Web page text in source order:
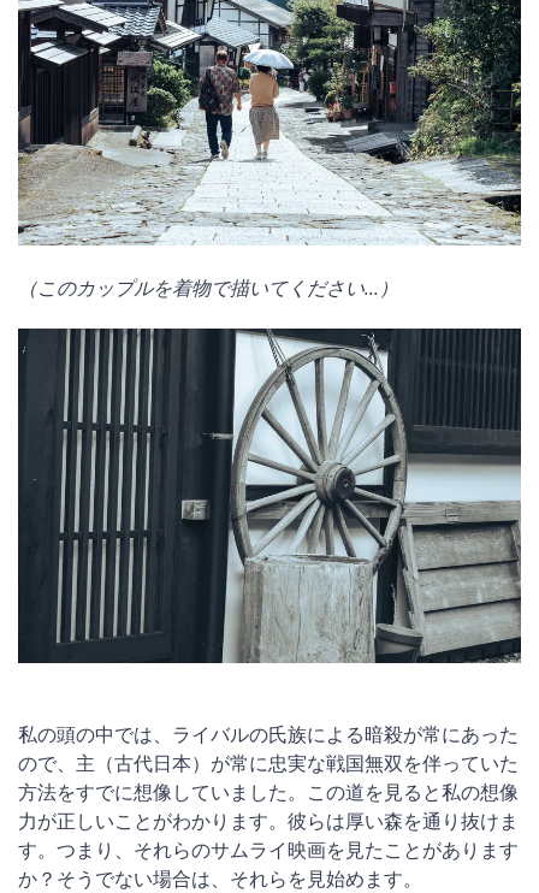
（このカップルを着物で描いてください...）
私の頭の中では、ライバルの氏族による暗殺が常にあった
ので、主（古代日本）が常に忠実な戦国無双を伴っていた
方法をすでに想像していました。この道を見ると私の想像
力が正しいことがわかります。彼らは厚い森を通り抜けま
す。つまり、それらのサムライ映画を見たことがあります
か？そうでない場合は、それらを見始めます。